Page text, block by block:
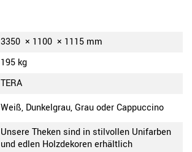
3350 × 1100 × 1115 mm
195 kg
TERA
Weiß, Dunkelgrau, Grau oder Cappuccino
Unsere Theken sind in stilvollen Unifarben
und edlen Holzdekoren erhältlich